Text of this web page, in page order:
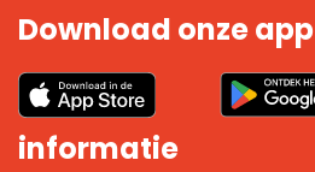
Download onze app
informatie